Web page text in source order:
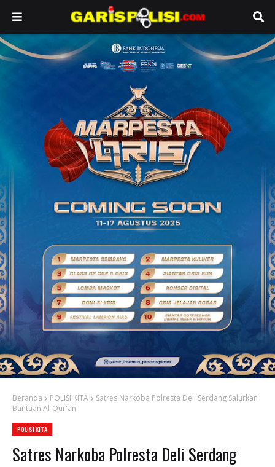
Beranda POLISI KITA
Satres Narkoba Polresta Deli Serdang Salurkan
Bantuan Al-Qur'an
POLISI KITA
Satres Narkoba Polresta Deli Serdang